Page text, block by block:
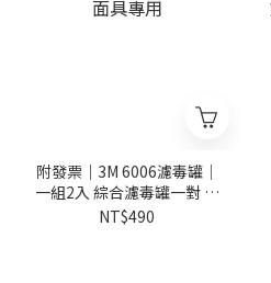
附發票｜3M 6006濾毒罐｜
一組2入 綜合濾毒罐一對 產
地-韓國 3M 6200/6800 防毒
NT$490